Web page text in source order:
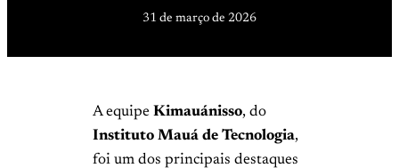
31 de março de 2026
A equipe Kimauánisso, do
Instituto Mauá de Tecnologia,
foi um dos principais destaques